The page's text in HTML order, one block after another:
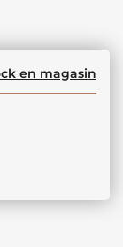
en magasin